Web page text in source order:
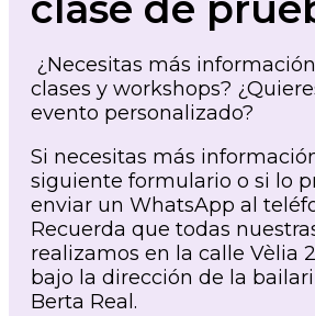
¿Necesitas más
clases y workshops?
evento personalizado?
Si necesitas más
siguiente formulario o si lo
enviar un WhatsApp al
Recuerda que todas
realizamos en la calle Vèlia
bajo la dirección de la
Berta Real.